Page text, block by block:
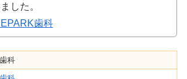
した。
歯科
科